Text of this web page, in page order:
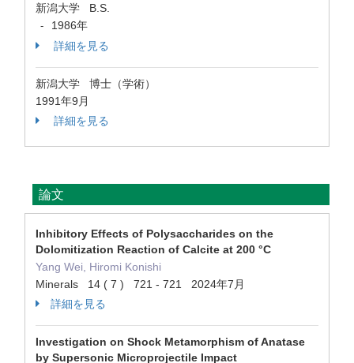
新潟大学 B.S.
-
1986年
詳細を見る
新潟大学 博士（学術）
1991年9月
詳細を見る
論文
Inhibitory Effects of Polysaccharides on the
Dolomitization Reaction of Calcite at 200 °C
Yang Wei, Hiromi Konishi
Minerals 14 ( 7 ) 721 - 721 2024年7月
詳細を見る
Investigation on Shock Metamorphism of Anatase
by Supersonic Microprojectile Impact